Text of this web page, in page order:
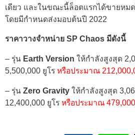
เดียว และในขณะนี้ล็อตแรกได้ขายหมด
โดยมีกำหนดส่งมอบต้นปี 2022
ราคาวางจำหน่าย SP Chaos มีดังนี้
– รุ่น Earth Version ให้กำลังสูงสุด
5,500,000 ยูโร หรือประมาณ
– รุ่น Zero Gravity ให้กำลังสูงสุด
12,400,000 ยูโร หรือประมาณ